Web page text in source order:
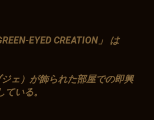
EYED CREATION」 は
ェ）が飾られた部屋での即興
いる。